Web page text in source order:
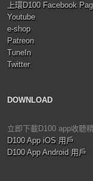
上環D100 Facebook
Youtube
e-shop
Patreon
TuneIn
Twitter
DOWNLOAD
立即下載D100 app收聽
D100 App iOS 用戶
D100 App Android 用戶